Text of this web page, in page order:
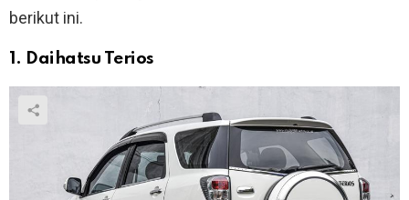
berikut ini.
1. Daihatsu Terios